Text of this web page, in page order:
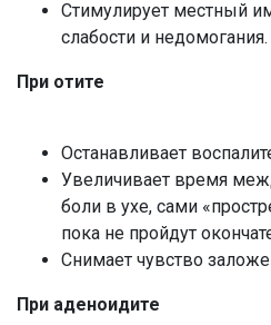
Стимулирует местный
слабости и недомогания.
При отите
Останавливает
Увеличивает время
боли в ухе, сами
пока не пройдут
Снимает чувство
При аденоидите